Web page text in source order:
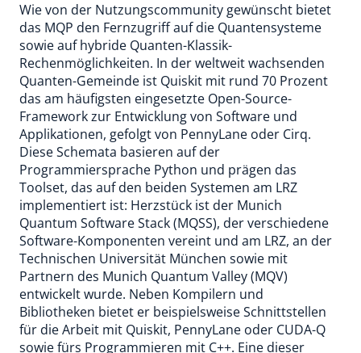
Wie von der Nutzungscommunity gewünscht bietet
das MQP den Fernzugriff auf die Quantensysteme
sowie auf hybride Quanten-Klassik-
Rechenmöglichkeiten. In der weltweit wachsenden
Quanten-Gemeinde ist Quiskit mit rund 70 Prozent
das am häufigsten eingesetzte Open-Source-
Framework zur Entwicklung von Software und
Applikationen, gefolgt von PennyLane oder Cirq.
Diese Schemata basieren auf der
Programmiersprache Python und prägen das
Toolset, das auf den beiden Systemen am LRZ
implementiert ist: Herzstück ist der Munich
Quantum Software Stack (MQSS), der verschiedene
Software-Komponenten vereint und am LRZ, an der
Technischen Universität München sowie mit
Partnern des Munich Quantum Valley (MQV)
entwickelt wurde. Neben Kompilern und
Bibliotheken bietet er beispielsweise Schnittstellen
für die Arbeit mit Quiskit, PennyLane oder CUDA-Q
sowie fürs Programmieren mit C++. Eine dieser